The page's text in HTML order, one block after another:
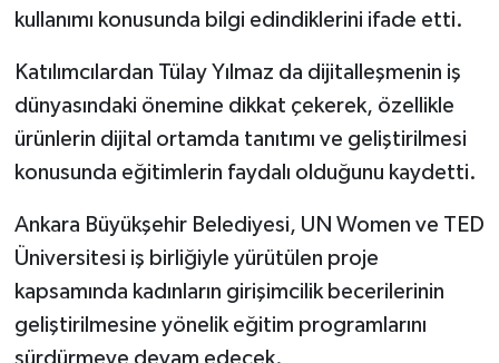
kullanımı konusunda bilgi edindiklerini ifade etti.
Katılımcılardan Tülay Yılmaz da dijitalleşmenin iş
dünyasındaki önemine dikkat çekerek, özellikle
ürünlerin dijital ortamda tanıtımı ve geliştirilmesi
konusunda eğitimlerin faydalı olduğunu kaydetti.
Ankara Büyükşehir Belediyesi, UN Women ve TED
Üniversitesi iş birliğiyle yürütülen proje
kapsamında kadınların girişimcilik becerilerinin
geliştirilmesine yönelik eğitim programlarını